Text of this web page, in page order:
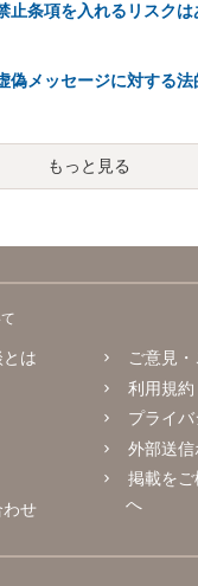
止条項を入れるリスクは
偽メッセージに対する法
もっと見る
は
わせ
ご意見
利用規約
プライ
外部送
掲載を
へ